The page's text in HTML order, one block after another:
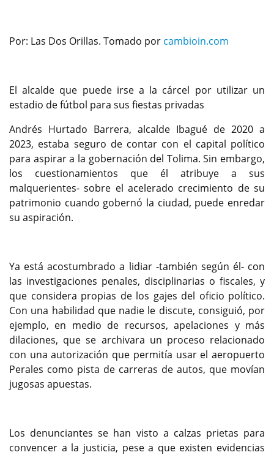
Por: Las Dos Orillas. Tomado por cambioin.com
El alcalde que puede irse a la cárcel por utilizar un
estadio de fútbol para sus fiestas privadas
Andrés Hurtado Barrera, alcalde Ibagué de 2020 a
2023, estaba seguro de contar con el capital político
para aspirar a la gobernación del Tolima. Sin embargo,
los cuestionamientos que él atribuye a sus
malquerientes- sobre el acelerado crecimiento de su
patrimonio cuando gobernó la ciudad, puede enredar
su aspiración.
Ya está acostumbrado a lidiar -también según él- con
las investigaciones penales, disciplinarias o fiscales, y
que considera propias de los gajes del oficio político.
Con una habilidad que nadie le discute, consiguió, por
ejemplo, en medio de recursos, apelaciones y más
dilaciones, que se archivara un proceso relacionado
con una autorización que permitía usar el aeropuerto
Perales como pista de carreras de autos, que movían
jugosas apuestas.
Los denunciantes se han visto a calzas prietas para
convencer a la justicia, pese a que existen evidencias